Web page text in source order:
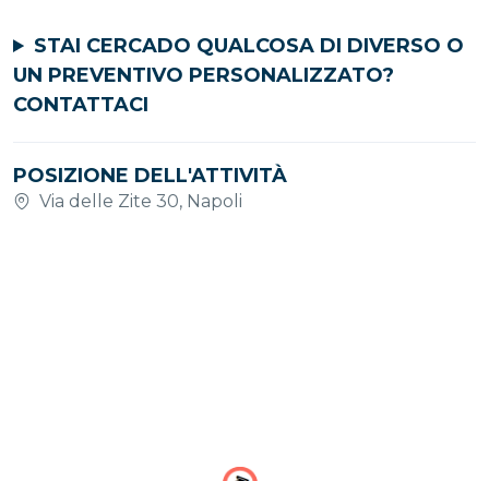
STAI CERCADO QUALCOSA DI DIVERSO O
UN PREVENTIVO PERSONALIZZATO?
CONTATTACI
POSIZIONE DELL'ATTIVITÀ
Via delle Zite 30, Napoli